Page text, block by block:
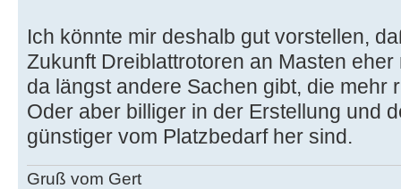
Ich könnte mir deshalb gut vorstellen,
Zukunft Dreiblattrotoren an Masten
da längst andere Sachen gibt, die mehr
Oder aber billiger in der Erstellung und
günstiger vom Platzbedarf her sind.
Gruß vom Gert